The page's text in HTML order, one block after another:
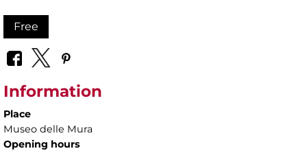
Free
Information
Place
Museo delle Mura
Opening hours